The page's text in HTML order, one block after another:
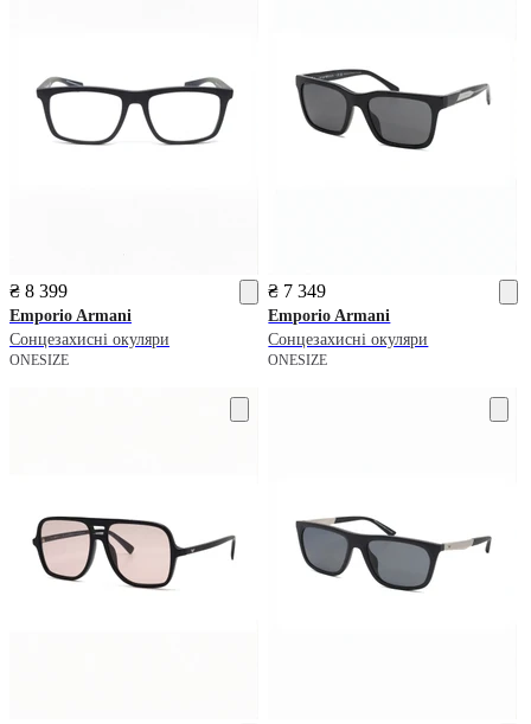
₴ 8 399
Emporio Armani
Сонцезахисні окуляри
ONESIZE
₴ 7 349
Emporio Armani
Сонцезахисні окуляри
ONESIZE